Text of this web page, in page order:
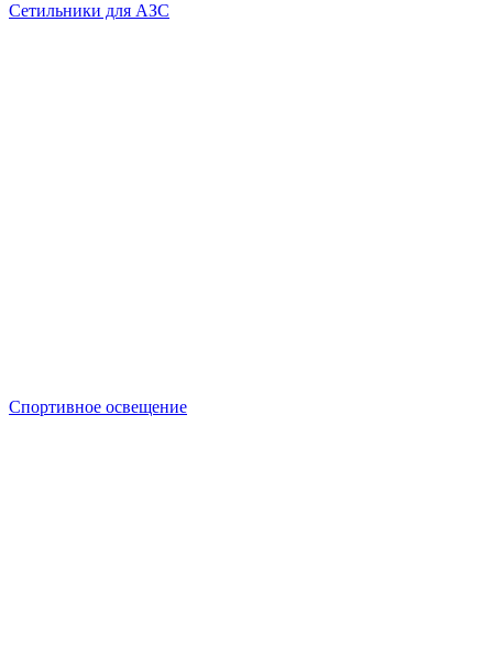
Сетильники для АЗС
Спортивное освещение